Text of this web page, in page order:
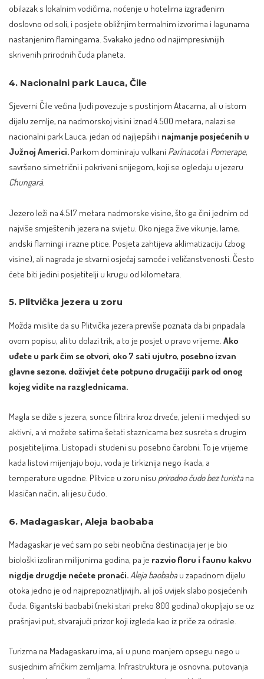
obilazak s lokalnim vodičima, noćenje u hotelima izgrađenim
doslovno od soli, i posjete obližnjim termalnim izvorima i lagunama
nastanjenim flamingama. Svakako jedno od najimpresivnijih
skrivenih prirodnih čuda planeta.
4. Nacionalni park Lauca, Čile
Sjeverni Čile većina ljudi povezuje s pustinjom Atacama, ali u istom
dijelu zemlje, na nadmorskoj visini iznad 4.500 metara, nalazi se
nacionalni park Lauca, jedan od najljepših i najmanje posjećenih u
Južnoj Americi. Parkom dominiraju vulkani Parinacota i Pomerape,
savršeno simetrični i pokriveni snijegom, koji se ogledaju u jezeru
Chungará.
Jezero leži na 4.517 metara nadmorske visine, što ga čini jednim od
najviše smještenih jezera na svijetu. Oko njega žive vikunje, lame,
andski flamingi i razne ptice. Posjeta zahtijeva aklimatizaciju (zbog
visine), ali nagrada je stvarni osjećaj samoće i veličanstvenosti. Često
ćete biti jedini posjetitelji u krugu od kilometara.
5. Plitvička jezera u zoru
Možda mislite da su Plitvička jezera previše poznata da bi pripadala
ovom popisu, ali tu dolazi trik, a to je posjet u pravo vrijeme. Ako
uđete u park čim se otvori, oko 7 sati ujutro, posebno izvan
glavne sezone, doživjet ćete potpuno drugačiji park od onog
kojeg vidite na razglednicama.
Magla se diže s jezera, sunce filtrira kroz drveće, jeleni i medvjedi su
aktivni, a vi možete satima šetati staznicama bez susreta s drugim
posjetiteljima. Listopad i studeni su posebno čarobni. To je vrijeme
kada listovi mijenjaju boju, voda je tirkiznija nego ikada, a
temperature ugodne. Plitvice u zoru nisu prirodno čudo bez turista na
klasičan način, ali jesu čudo.
6. Madagaskar, Aleja baobaba
Madagaskar je već sam po sebi neobična destinacija jer je bio
biološki izoliran milijunima godina, pa je razvio floru i faunu kakvu
nigdje drugdje nećete pronaći. Aleja baobaba u zapadnom dijelu
otoka jedno je od najprepoznatljivijih, ali još uvijek slabo posjećenih
čuda. Gigantski baobabi (neki stari preko 800 godina) okupljaju se uz
prašnjavi put, stvarajući prizor koji izgleda kao iz priče za odrasle.
Turizma na Madagaskaru ima, ali u puno manjem opsegu nego u
susjednim afričkim zemljama. Infrastruktura je osnovna, putovanja